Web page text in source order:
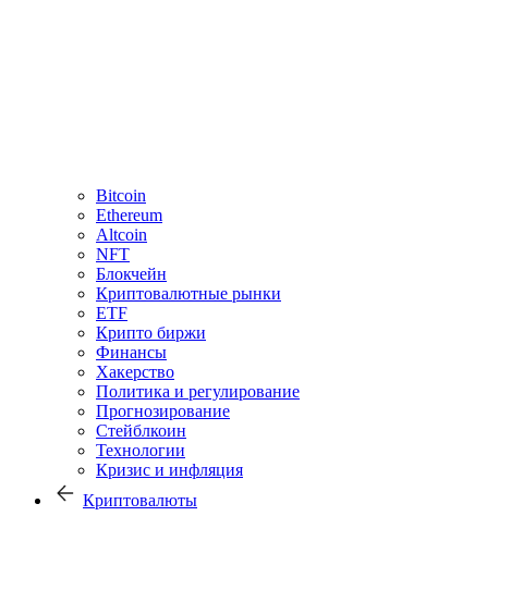
Bitcoin
Ethereum
Altcoin
NFT
Блокчейн
Криптовалютные рынки
ETF
Крипто биржи
Финансы
Хакерство
Политика и регулирование
Прогнозирование
Стейблкоин
Технологии
Кризис и инфляция
Криптовалюты